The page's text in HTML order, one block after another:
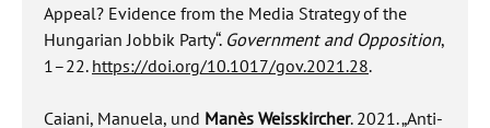
Appeal? Evidence from the Media Strategy of the
Hungarian Jobbik Party“. Government and Opposition,
1–22.https://doi.org/10.1017/gov.2021.28.
Caiani, Manuela, und Manès Weisskircher. 2021. „Anti-